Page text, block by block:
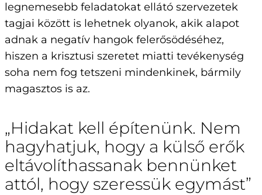
legnemesebb feladatokat ellátó szervezetek
tagjai között is lehetnek olyanok, akik alapot
adnak a negatív hangok felerősödéséhez,
hiszen a krisztusi szeretet miatti tevékenység
soha nem fog tetszeni mindenkinek, bármily
magasztos is az.
„Hidakat kell építenünk. Nem
hagyhatjuk, hogy a külső erők
eltávolíthassanak bennünket
attól, hogy szeressük egymást”